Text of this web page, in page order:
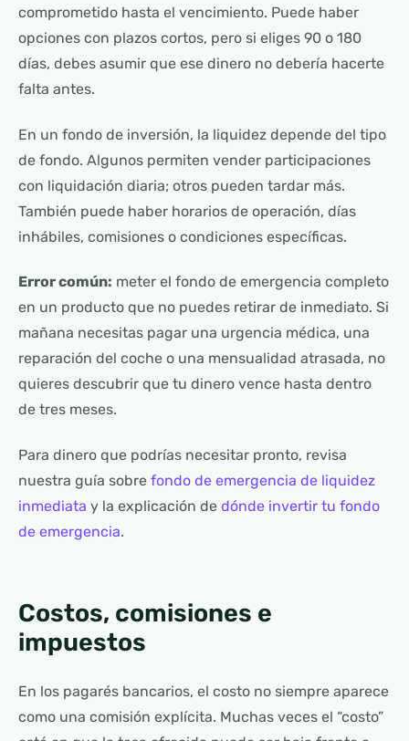
comprometido hasta el vencimiento. Puede haber
opciones con plazos cortos, pero si eliges 90 o 180
días, debes asumir que ese dinero no debería hacerte
falta antes.
En un fondo de inversión, la liquidez depende del tipo
de fondo. Algunos permiten vender participaciones
con liquidación diaria; otros pueden tardar más.
También puede haber horarios de operación, días
inhábiles, comisiones o condiciones específicas.
Error común: meter el fondo de emergencia completo
en un producto que no puedes retirar de inmediato. Si
mañana necesitas pagar una urgencia médica, una
reparación del coche o una mensualidad atrasada, no
quieres descubrir que tu dinero vence hasta dentro
de tres meses.
Para dinero que podrías necesitar pronto, revisa
nuestra guía sobre fondo de emergencia de liquidez
inmediata y la explicación de dónde invertir tu fondo
de emergencia.
Costos, comisiones e
impuestos
En los pagarés bancarios, el costo no siempre aparece
como una comisión explícita. Muchas veces el “costo”